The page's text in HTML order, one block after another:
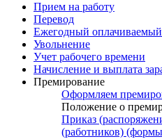
Прием на работу
Перевод
Ежегодный
Увольнение
Учет рабочего времени
Начисление и выплата
Премирование
Оформляем
Положение о
Приказ
(работников)